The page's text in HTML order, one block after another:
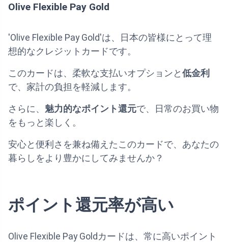
Olive Flexible Pay Gold
'Olive Flexible Pay Gold'は、日本の皆様にとって理
想的なクレジットカードです。
このカードは、柔軟な支払いオプションと 低金利
で、家計の負担を軽減します。
さらに、 魅力的なポイント還元で、日常のお買い物
をもっと楽しく。
安心と便利さを兼ね備えたこのカードで、あなたの
暮らしをより豊かにしてみませんか？
ポイント還元率が高い
Olive Flexible Pay Goldカードは、常に高いポイント